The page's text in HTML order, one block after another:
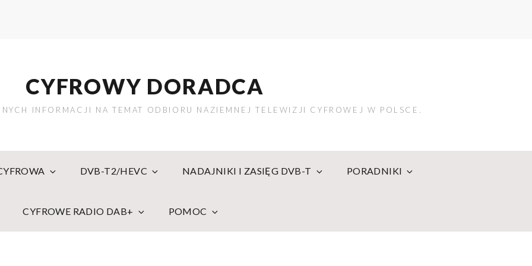
CYFROWY DORADCA
INFORMACJI NA TEMAT ODBIORU NAZIEMNEJ TELEWIZJI CYFROWEJ W POLSCE.
DVB-T2/HEVC NADAJNIKI I ZASIĘG DVB-T PORADNIKI
CYFROWE RADIO DAB+ POMOC